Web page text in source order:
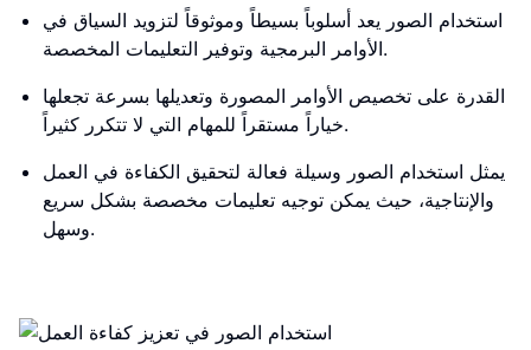
استخدام الصور يعد أسلوباً بسيطاً وموثوقاً لتزويد السياق في
الأوامر البرمجية وتوفير التعليمات المخصصة.
القدرة على تخصيص الأوامر المصورة وتعديلها بسرعة تجعلها
خياراً مستقراً للمهام التي لا تتكرر كثيراً.
يمثل استخدام الصور وسيلة فعالة لتحقيق الكفاءة في العمل
والإنتاجية، حيث يمكن توجيه تعليمات مخصصة بشكل سريع
وسهل.